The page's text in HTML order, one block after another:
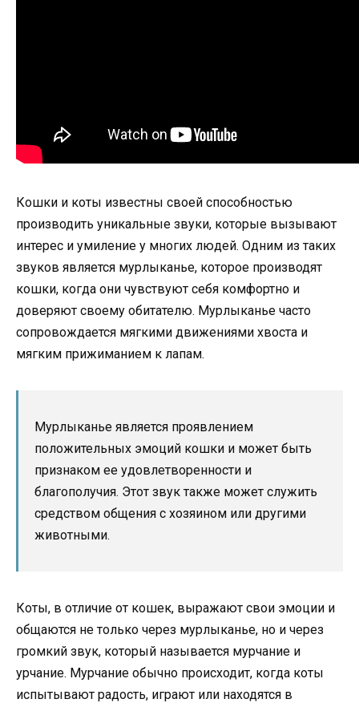
Кошки и коты известны своей способностью
производить уникальные звуки, которые вызывают
интерес и умиление у многих людей. Одним из таких
звуков является мурлыканье, которое производят
кошки, когда они чувствуют себя комфортно и
доверяют своему обитателю. Мурлыканье часто
сопровождается мягкими движениями хвоста и
мягким прижиманием к лапам.
Мурлыканье является проявлением
положительных эмоций кошки и может быть
признаком ее удовлетворенности и
благополучия. Этот звук также может служить
средством общения с хозяином или другими
животными.
Коты, в отличие от кошек, выражают свои эмоции и
общаются не только через мурлыканье, но и через
громкий звук, который называется мурчание и
урчание. Мурчание обычно происходит, когда коты
испытывают радость, играют или находятся в